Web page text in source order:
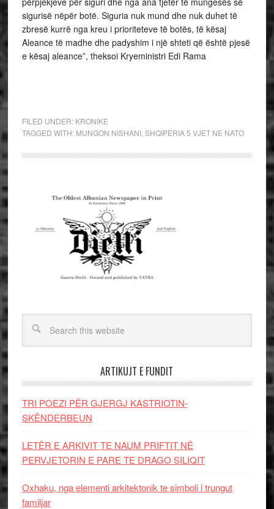
sigurisë nëpër botë. Siguria nuk mund dhe nuk duhet të
zbresë kurrë nga kreu i prioriteteve të botës, të kësaj
Aleance të madhe dhe padyshim i një shteti që është pjesë
e kësaj aleance”, theksoi Kryeministri Edi Rama
FILED UNDER: KRONIKE
TAGGED WITH: MUNGON NISHANI, SHQIPERIA 5 VJET NE NATO
ARTIKUJT E FUNDIT
TRI POEZI PËR GJERGJ KASTRIOTIN-
SKËNDERBEUN
LETËR E ARKIVIT TE NAUM PRIFTIT NË
PERVJETORIN E PARE TE DRAGO SILIQIT
Oxhaku, nga elementi arkitektonik te simboli i trungut
familjar